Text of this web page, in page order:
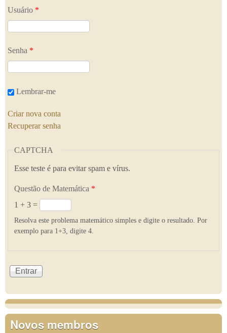
Usuário *
Senha *
Lembrar-me
Criar nova conta
Recuperar senha
CAPTCHA
Esse teste é para evitar spam e vírus.
Questão de Matemática *
1 + 3 =
Resolva este problema matemático simples e digite o resultado. Por
exemplo para 1+3, digite 4.
Novos membros